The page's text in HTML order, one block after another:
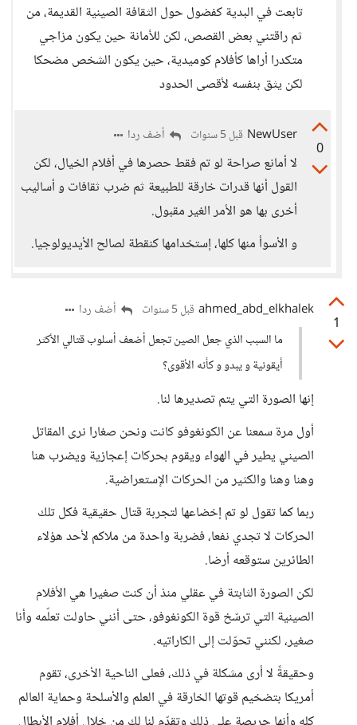
تابعت في البدية كفضول حول الثقافة الصينية القديمة، من
ثم راقتني بعض القصص، لكن للأمانة حين يكون مزاجي
متكدرا أراها كأفلام كوميدية، حين يكون الشخص مضحكا
لكن يثق بنفسه لأقصى الحدود
0
NewUser قبل 5 سنوات أضف ردا
لا أمانع صراحة لو تم فقط حصرها في أفلام الخيال، لكن
القول أنها قدرات خارقة للطبيعة ثم ضرب ثقافات و أساليب
أخرى بها هو الأمر الغير مقبول.
و الأسوأ منها كلها، إستخدامها كنقطة لصالح الأيديولوجيا.
1
ahmed_abd_elkhalek قبل 5 سنوات
أضف ردا
ما السبب الذي جعل الصين تجعل أضعف أسلوب قتالي الأكثر
أيقونية و يبدو و كأنه الأقوى؟
إنها الصورة التي يتم تصديرها لنا.
أول مرة سمعنا عن الكونغوفو كانت ونحن صغارا نرى المقاتل
الصيني يطير في الهواء ويقوم بحركات إعجازية ويضرب هنا
وهنا وهنا والكثير من الحركات الإستعراضية.
ربما كما تقول لو تم إخضاعها لتجربة قتال حقيقية فكل تلك
الحركات لا تجدي نفعا، فضربة واحدة من ملاكم لأحد هؤلاء
الطائرين ستوقعه أرضا.
لكن الصورة الثابتة في عقلي منذ أن كنت صغيرا هي الأفلام
الصينية التي ترسّخ قوة الكونغوفو، حتى أنني حاولت تعلّمه وأنا
صغير، لكنني تحوّلت إلى الكاراتيه.
وحقيقةً لا أرى مشكلة في ذلك، فعلى الناحية الأخرى، تقوم
أمريكا بتضخيم قوتها الخارقة في العلم والأسلحة وحماية العالم